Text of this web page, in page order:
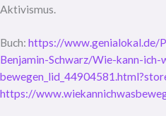
Aktivismus.
Buch: https://www.genialokal.de/
Benjamin-Schwarz/Wie-kann-ich-
https://